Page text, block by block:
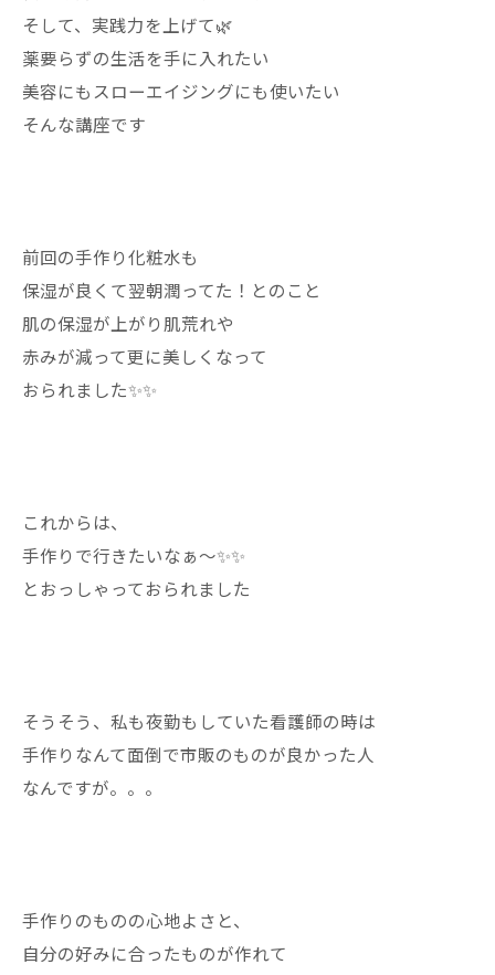
そして、実践力を上げて🌿
薬要らずの生活を手に入れたい
美容にもスローエイジングにも使いたい
そんな講座です
前回の手作り化粧水も
保湿が良くて翌朝潤ってた！とのこと
肌の保湿が上がり肌荒れや
赤みが減って更に美しくなって
おられました✨✨
これからは、
手作りで行きたいなぁ〜✨✨
とおっしゃっておられました
そうそう、私も夜勤もしていた看護師の時は
手作りなんて面倒で市販のものが良かった人
なんですが。。。
手作りのものの心地よさと、
自分の好みに合ったものが作れて